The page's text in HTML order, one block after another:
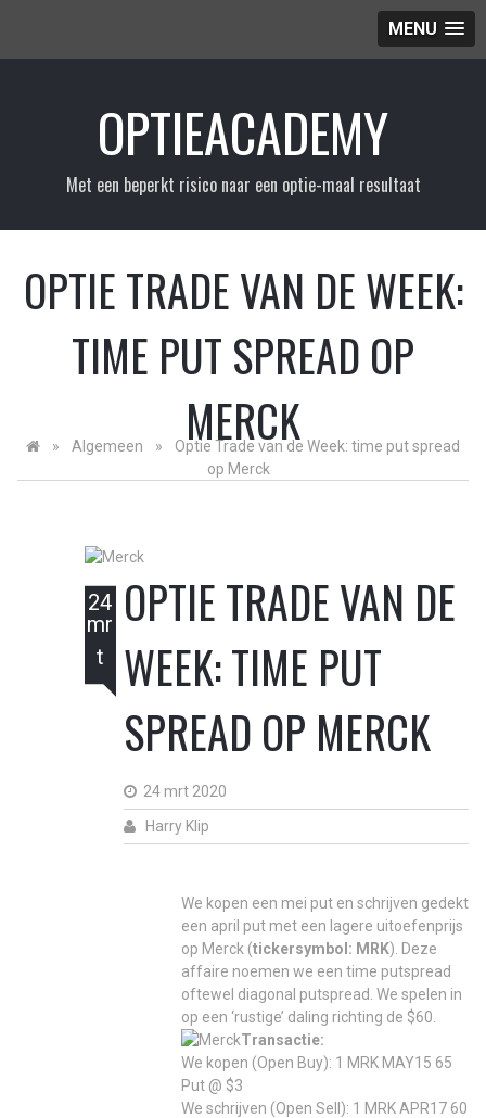
MENU
OPTIEACADEMY
Met een beperkt risico naar een optie-maal resultaat
OPTIE TRADE VAN DE WEEK:
TIME PUT SPREAD OP
MERCK
» Algemeen »
Optie Trade van de Week: time put spread
op Merck
24
mr
t
OPTIE TRADE VAN DE
WEEK: TIME PUT
SPREAD OP MERCK
24 mrt 2020
Harry Klip
We kopen een mei put en schrijven gedekt
een april put met een lagere uitoefenprijs
op Merck (tickersymbol: MRK). Deze
affaire noemen we een time putspread
oftewel diagonal putspread. We spelen in
op een ‘rustige’ daling richting de $60.
Transactie:
We kopen (Open Buy): 1 MRK MAY15 65
Put @ $3
We schrijven (Open Sell): 1 MRK APR17 60